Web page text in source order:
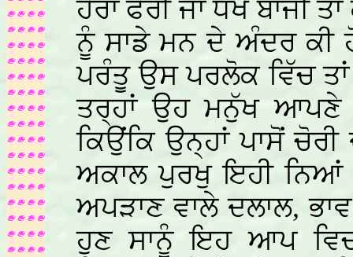
ਹੇਰਾ ਫੇਰੀ ਜਾਂ ਧੋਖੇ ਬਾਜੀ
ਨੂੰ ਸਾਡੇ ਮਨ ਦੇ ਅੰਦਰ ਕੀ
ਪਰੰਤੂ ਉਸ ਪਰਲੋਕ ਵਿੱਚ
ਤਰ੍ਹਾਂ ਉਹ ਮਨੁੱਖ ਆਪਣੇ
ਕਿਉਂਕਿ ਉਨ੍ਹਾਂ ਪਾਸੋਂ
ਅਕਾਲ ਪੁਰਖੁ ਇਹੀ ਨਿਆਂ
ਅਪੜਾਣ ਵਾਲੇ ਦਲਾਲ,
ਹੁਣ ਸਾਨੂੰ ਇਹ ਆਪ